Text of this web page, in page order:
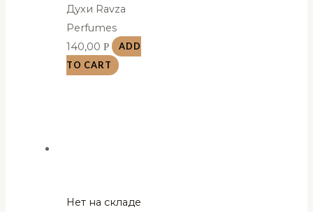
Духи Ravza
Perfumes
140,00Р
ADD
TO CART
Нет на складе